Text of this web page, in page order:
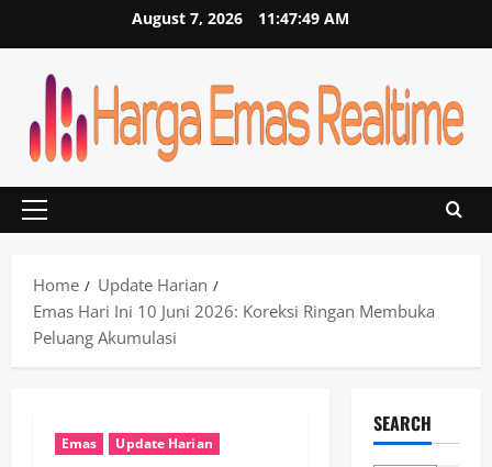
August 7, 2026 11:47:49 AM
Primary
Home
Update Harian
Emas Hari Ini 10 Juni 2026: Koreksi Ringan Membuka
Peluang Akumulasi
Emas Update Harian
SEARCH